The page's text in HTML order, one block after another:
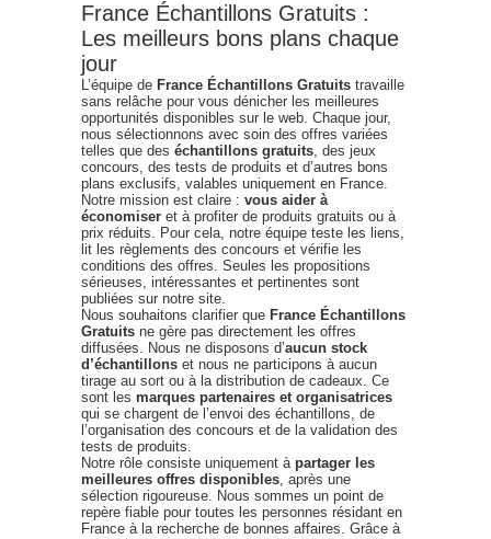
France Échantillons Gratuits :
Les meilleurs bons plans chaque
jour
L’équipe de France Échantillons Gratuits travaille
sans relâche pour vous dénicher les meilleures
opportunités disponibles sur le web. Chaque jour,
nous sélectionnons avec soin des offres variées
telles que des échantillons gratuits, des jeux
concours, des tests de produits et d’autres bons
plans exclusifs, valables uniquement en France.
Notre mission est claire : vous aider à
économiser et à profiter de produits gratuits ou à
prix réduits. Pour cela, notre équipe teste les liens,
lit les règlements des concours et vérifie les
conditions des offres. Seules les propositions
sérieuses, intéressantes et pertinentes sont
publiées sur notre site.
Nous souhaitons clarifier que France Échantillons
Gratuits ne gère pas directement les offres
diffusées. Nous ne disposons d’aucun stock
d’échantillons et nous ne participons à aucun
tirage au sort ou à la distribution de cadeaux. Ce
sont les marques partenaires et organisatrices
qui se chargent de l’envoi des échantillons, de
l’organisation des concours et de la validation des
tests de produits.
Notre rôle consiste uniquement à partager les
meilleures offres disponibles, après une
sélection rigoureuse. Nous sommes un point de
repère fiable pour toutes les personnes résidant en
France à la recherche de bonnes affaires. Grâce à